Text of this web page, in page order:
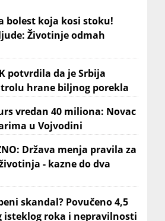
bolest koja kosi stoku!
Životinje odmah
potvrdila da je Srbija
hrane biljnog porekla
vredan 40 miliona: Novac
u Vojvodini
Država menja pravila za
- kazne do dva
skandal? Povučeno 4,5
isteklog roka i nepravilnosti